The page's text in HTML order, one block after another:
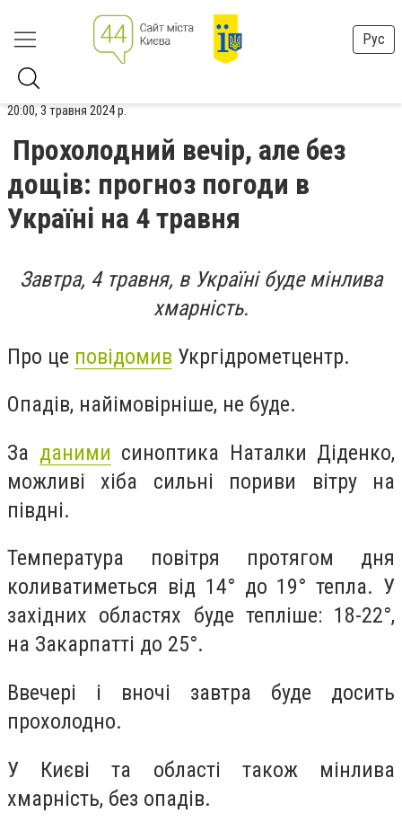
Рус
20:00, 3 травня 2024 р.
Прохолодний вечір, але без
дощів: прогноз погоди в
Україні на 4 травня
Завтра, 4 травня, в Україні буде мінлива
хмарність.
Про це повідомив Укргідрометцентр.
Опадів, найімовірніше, не буде.
За даними синоптика Наталки Діденко,
можливі хіба сильні пориви вітру на
півдні.
Температура повітря протягом дня
коливатиметься від 14° до 19° тепла. У
західних областях буде тепліше: 18-22°,
на Закарпатті до 25°.
Ввечері і вночі завтра буде досить
прохолодно.
У Києві та області також мінлива
хмарність, без опадів.